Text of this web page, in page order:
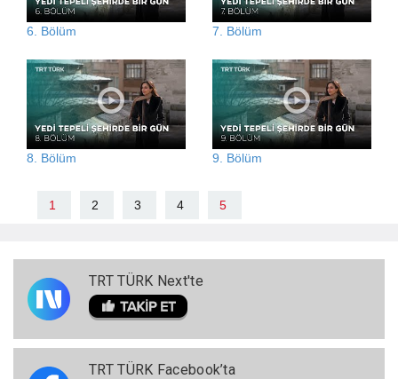
6. Bölüm 7. Bölüm
8. Bölüm 9. Bölüm
1 2 3 4 5
TRT TÜRK Next'te
TRT TÜRK Facebook’ta